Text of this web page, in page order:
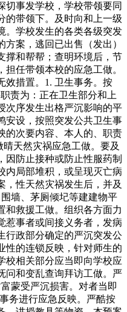
切事发学校，学校带领要同
的带领下。及时向和上一级
。学校发生的各类各级突发
案，逃回已出售（发出）
撑和帮帮；查明环境后，节
任带领本校的应急工做。
效措置。1. 卫生事务。按
责为：正在卫生部分和上
次序发生出格严沉影响的平
安设，按照突发公共卫生事
的次要内容、本人的、职责
天然灾祸应急工做。要及
因防止接种或防止性服药制
内局部堆积，或呈现灭亡病
，性天然灾祸发生后，并及
墙、茅厕倾圮等建建物平
和救援工做。组织各方面力
惹事者或间接义务者，发病
行政部分确定的严沉突发公
性的连锁反映，针对师生的
校相关部分应当即向学校应
问和变乱查询拜访工做。严
蒙受严沉损害。对者当即
务进行应急反映。严酷按